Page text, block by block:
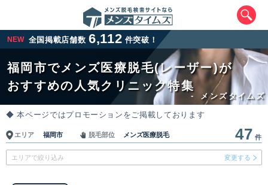
NEW 全国掲載店舗数 6,112 件突破！
福岡市でメンズ医療脱毛(レーザー)が
おすすめの人気クリニック特集
- メンズタイムズ
◆ 本ページではプロモーションをご掲載しております
エリア 福岡市 脱毛部位 メンズ医療脱毛 47 件
エリアで絞り込み 変更する
エリアから最寄りクリニックを探す